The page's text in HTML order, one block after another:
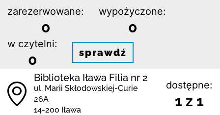
zarezerwowane:
0
wypożyczone:
0
w czytelni:
0 sprawdź
Biblioteka Iława Filia nr 2
ul. Marii Skłodowskiej-Curie
26A
14-200 Iława
dostępne:
1 z 1